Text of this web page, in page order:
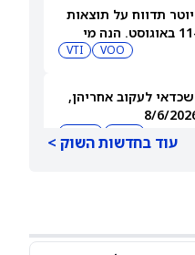
תדווח על תוצאות
הרבעון הרביעי ב-11 באוגוסט. הנה מי
VOO
VTI
שכדאי לעקוב אחריהן,
עוד בחדשות השוק >